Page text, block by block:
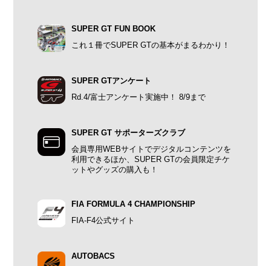
SUPER GT FUN BOOK
これ１冊でSUPER GTの基本がまるわかり！
SUPER GTアンケート
Rd.4/富士アンケート実施中！ 8/9まで
SUPER GT サポーターズクラブ
会員専用WEBサイトでデジタルコンテンツを
利用できるほか、SUPER GTの会員限定チケ
ットやグッズの購入も！
FIA FORMULA 4 CHAMPIONSHIP
FIA-F4公式サイト
AUTOBACS